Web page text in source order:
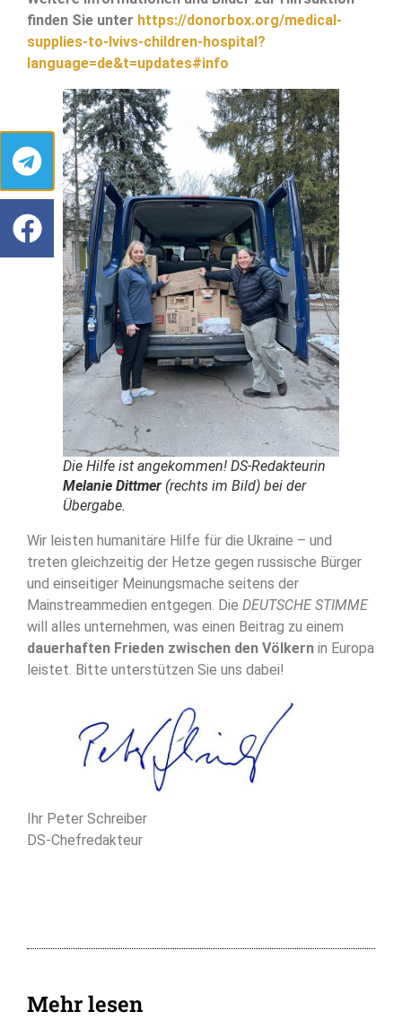
finden Sie unter https://donorbox.org/medical-
supplies-to-lvivs-children-hospital?
language=de&t=updates#info
Die Hilfe ist angekommen! DS-Redakteurin
Melanie Dittmer (rechts im Bild) bei der
Übergabe.
Wir leisten humanitäre Hilfe für die Ukraine – und
treten gleichzeitig der Hetze gegen russische Bürger
und einseitiger Meinungsmache seitens der
Mainstreammedien entgegen. Die DEUTSCHE STIMME
will alles unternehmen, was einen Beitrag zu einem
dauerhaften Frieden zwischen den Völkern in Europa
leistet. Bitte unterstützen Sie uns dabei!
Ihr Peter Schreiber
DS-Chefredakteur
Mehr lesen